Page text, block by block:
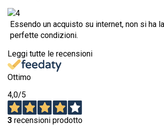
Essendo un acquisto su internet, non si ha
perfette condizioni.
Leggi tutte le recensioni
Ottimo
4,0/5
3 recensioni prodotto